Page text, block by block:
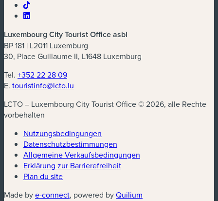
Luxembourg City Tourist Office asbl
BP 181 | L2011 Luxemburg
30, Place Guillaume II, L1648 Luxemburg
Tel. +352 22 28 09
E. touristinfo@lcto.lu
LCTO – Luxembourg City Tourist Office © 2026, alle Rechte
vorbehalten
Nutzungsbedingungen
Datenschutzbestimmungen
Allgemeine Verkaufsbedingungen
Erklärung zur Barrierefreiheit
Plan du site
Made bye-connect(neues Fenster)
, powered byQuilium